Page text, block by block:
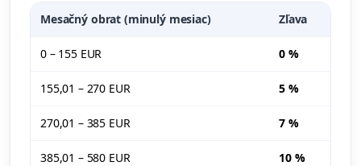
Mesačný obrat (minulý mesiac) Zľava
0 – 155 EUR 0 %
155,01 – 270 EUR 5 %
270,01 – 385 EUR 7 %
385,01 – 580 EUR 10 %